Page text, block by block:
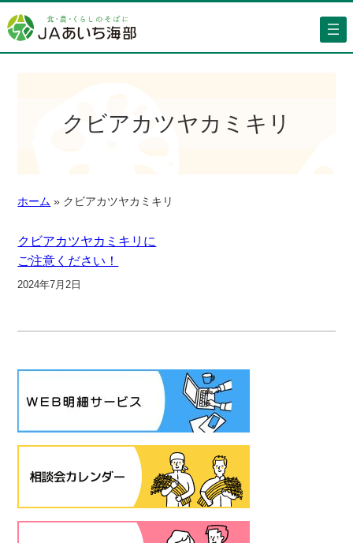
クビアカツヤカミキリ
ホーム » クビアカツヤカミキリ
クビアカツヤカミキリに
ご注意ください！
2024年7月2日